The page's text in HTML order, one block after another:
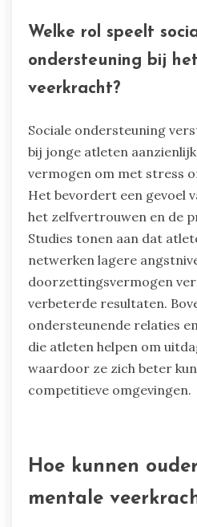
Welke rol speelt
ondersteuning bij
veerkracht?
Sociale ondersteuning
bij jonge atleten
vermogen om met stress
Het bevordert een gevoel
het zelfvertrouwen en de
Studies tonen aan dat
netwerken lagere
doorzettingsvermogen
verbeterde resultaten.
ondersteunende relaties
die atleten helpen om
waardoor ze zich beter
competitieve omgevingen.
Hoe kunnen
mentale